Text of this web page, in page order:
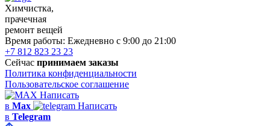
Химчистка,
прачечная
ремонт вещей
Время работы: Ежедневно с 9:00 до 21:00
+7 812 823 23 23
Сейчас принимаем заказы
Политика конфиденциальности
Пользовательское соглашение
Написать
в Max
Написать
в Telegram